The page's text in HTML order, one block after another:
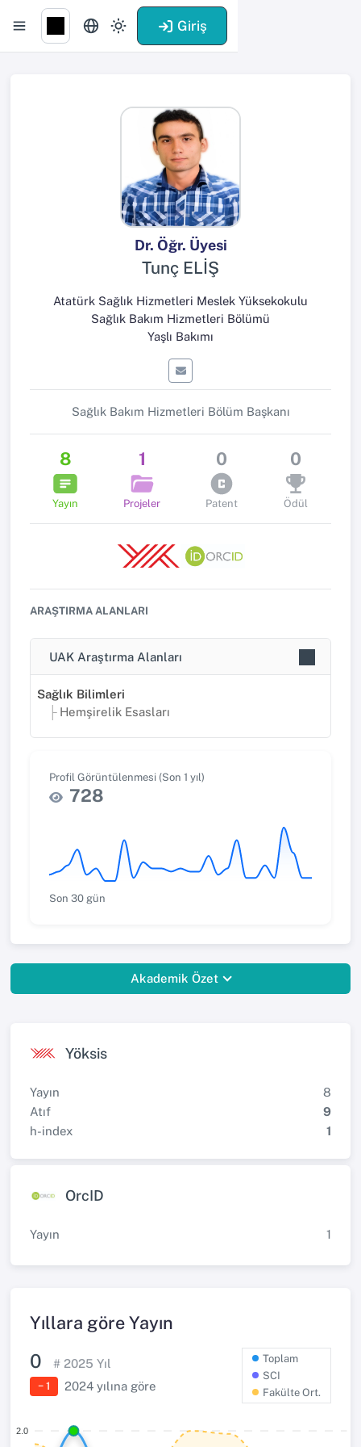
Giriş
Dr. Öğr. Üyesi
Tunç ELİŞ
Atatürk Sağlık Hizmetleri Meslek Yüksekokulu
Sağlık Bakım Hizmetleri Bölümü
Yaşlı Bakımı
Sağlık Bakım Hizmetleri Bölüm Başkanı
8
Yayın
1
Projeler
0
Patent
0
Ödül
ARAŞTIRMA ALANLARI
UAK Araştırma Alanları
Sağlık Bilimleri
Hemşirelik Esasları
Profil Görüntülenmesi (Son 1 yıl)
728
Son 30 gün
Akademik Özet
Yöksis
Yayın
8
Atıf
9
h-index
1
OrcID
Yayın 1
Yıllara göre Yayın
0 # 2025 Yıl
− 1 2024 yılına göre
Toplam
SCI
Fakülte Ort.
2.0